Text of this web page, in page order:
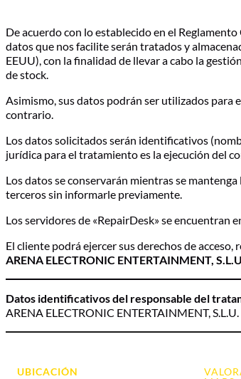
De acuerdo con lo establecido en el
datos que nos facilite serán tratados y
EEUU), con la finalidad de llevar a cabo la
de stock.
Asimismo, sus datos podrán ser utilizados para
contrario.
Los datos solicitados serán identificativos
jurídica para el tratamiento es la ejecución del
Los datos se conservarán mientras se
terceros sin informarle previamente.
Los servidores de «RepairDesk» se
El cliente podrá ejercer sus derechos de
ARENA ELECTRONIC ENTERTAINMENT,
Datos identificativos del responsable del
ARENA ELECTRONIC ENTERTAINMENT,
UBICACIÓN